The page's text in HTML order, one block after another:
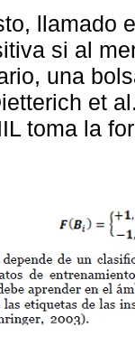
llamado
si al
una
et
toma la